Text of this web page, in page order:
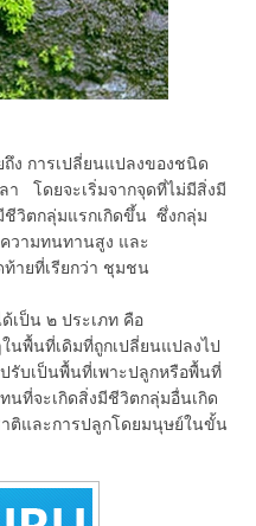
การเปลี่ยนแปลงของชนิด
า โดยจะเริ่มจากจุดที่ไม่มีสิ่งมี
ชีวิตกลุ่มแรกเกิดขึ้น ซึ่งกลุ่ม
วามทนทานสูง และ
ายที่เรียกว่า ชุมชน
เป็น ๒ ประเภท คือ
นพื้นที่เดิมที่ถูกเปลี่ยนแปลงไป
รับเป็นพื้นที่เพาะปลูกหรือพื้นที่
ที่จะเกิดสิ่งมีชีวิตกลุ่มอื่นเกิด
ติและการปลูกโดยมนุษย์ในขั้น